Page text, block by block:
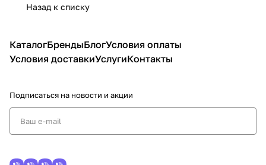
Назад к списку
КаталогБрендыБлогУсловия оплаты
Условия доставкиУслугиКонтакты
Подписаться на новости и акции